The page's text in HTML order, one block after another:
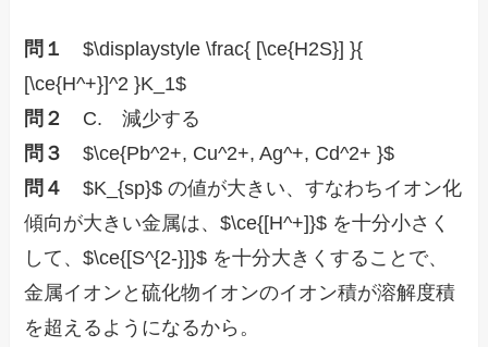
問１
$\displaystyle \frac{ [\ce{H2S}] }{
[\ce{H^+}]^2 }K_1$
問２
C. 減少する
問３
$\ce{Pb^2+, Cu^2+, Ag^+, Cd^2+ }$
問４
$K_{sp}$ の値が大きい、すなわちイオン化
傾向が大きい金属は、$\ce{[H^+]}$ を十分小さく
して、$\ce{[S^{2-}]}$ を十分大きくすることで、
金属イオンと硫化物イオンのイオン積が溶解度積
を超えるようになるから。